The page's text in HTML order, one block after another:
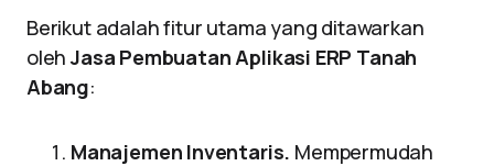
Berikut adalah fitur utama yang ditawarkan
olehJasa Pembuatan Aplikasi ERP Tanah
Abang:
Manajemen Inventaris. Mempermudah